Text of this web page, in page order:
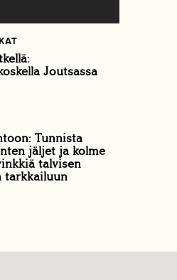
Joutsassa
Tunnista
jäljet ja kolme
talvisen
tarkkailuun